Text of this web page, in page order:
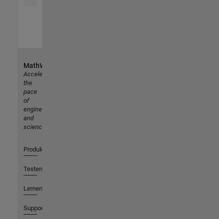
MathWorks
Accelerating
the
pace
of
engineering
and
science
Produkte
Testen oder Kaufen
Lernen
Support